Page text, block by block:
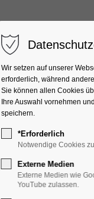
Bildung,
Wir setzen auf unserer
erforderlich, während
Sie können allen Cookies
Ihre Auswahl vornehmen
speichern.
*Erforderlich
Notwendige Cookies
Externe Medien
Externe Medien wie
YouTube zulassen.